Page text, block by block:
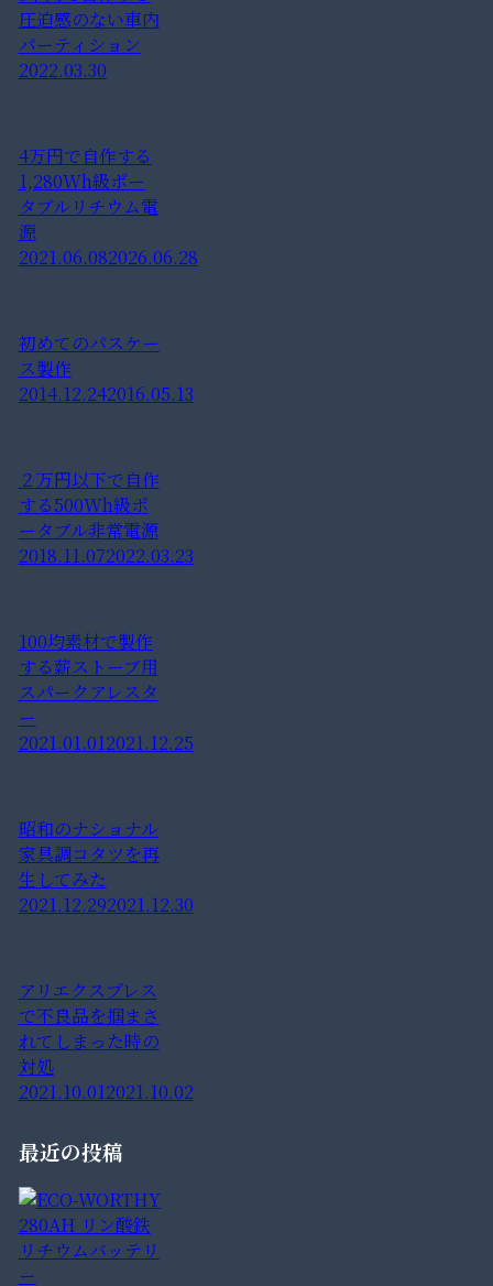
圧迫感のない車内
パーティション
2022.03.30
4万円で自作する
1,280Wh級ポー
タブルリチウム電
源
2021.06.082026.06.28
初めてのパスケー
ス製作
2014.12.242016.05.13
２万円以下で自作
する500Wh級ポ
ータブル非常電源
2018.11.072022.03.23
100均素材で製作
する薪ストーブ用
スパークアレスタ
ー
2021.01.012021.12.25
昭和のナショナル
家具調コタツを再
生してみた
2021.12.292021.12.30
アリエクスプレス
で不良品を掴まさ
れてしまった時の
対処
2021.10.012021.10.02
最近の投稿